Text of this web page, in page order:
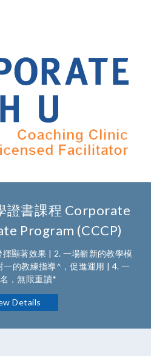
證書課程 Corporate
Program (CCCP)
顯著效果 | 2. 一場嶄新的教學模
一的教練指導^，促進運用 | 4. 一
，無限重讀*
Details